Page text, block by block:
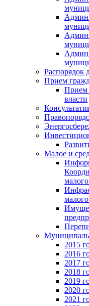
Распорядок
Прием
Прием
власти
Малое и
2015
2016
2017
2018
2019
2020
2021